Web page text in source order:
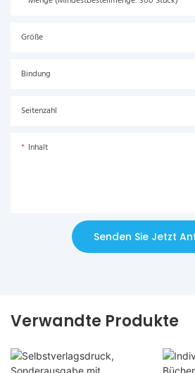
Größe
Bindung
Seitenzahl
Inhalt
Senden Sie Jetzt
Verwandte Produkte